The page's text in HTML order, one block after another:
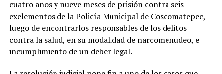
temporada de lluvias, cuando el riesgo de accidentes se
incrementa en las carreteras de la región.
La circulación en la zona se vio afectada por algunos
minutos mientras se realizaban las labores de auxilio y el
levantamiento de indicios por parte de las autoridades.
cuatro años y nueve meses de prisión contra seis
exelementos de la Policía Municipal de Coscomatepec,
luego de encontrarlos responsables de los delitos
contra la salud, en su modalidad de narcomenudeo, e
incumplimiento de un deber legal.